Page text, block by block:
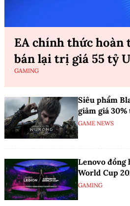
EA chính thức hoàn
bán lại trị giá 55 tỷ
GAMING
Siêu phẩm
giảm giá
GAME NEWS
Lenovo đồng
World Cup
GAMING